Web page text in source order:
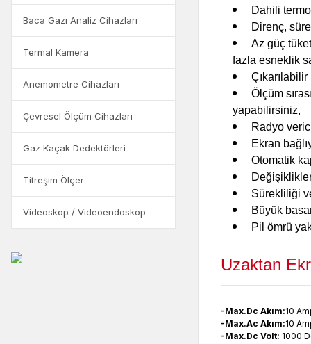
Baca Gazı Analiz Cihazları
Termal Kamera
Anemometre Cihazları
Çevresel Ölçüm Cihazları
Gaz Kaçak Dedektörleri
Titreşim Ölçer
Videoskop / Videoendoskop
Dahili
Direnç,
Az güç
fazla esneklik
Ölçüm
yapabilirsiniz,
Radyo
Ekran
Otomatik
Sürekliliği
Büyük
Pil ömrü
Uzaktan
-Max.Dc Akım:10
-Max.Ac Akım:10
-Max.Dc Volt: 1000